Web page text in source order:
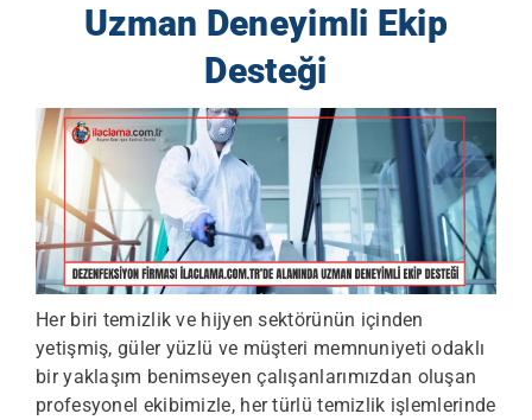
Uzman Deneyimli Ekip
Desteği
Her biri temizlik ve hijyen sektörünün içinden
yetişmiş, güler yüzlü ve müşteri memnuniyeti odaklı
bir yaklaşım benimseyen çalışanlarımızdan oluşan
profesyonel ekibimizle, her türlü temizlik işlemlerinde